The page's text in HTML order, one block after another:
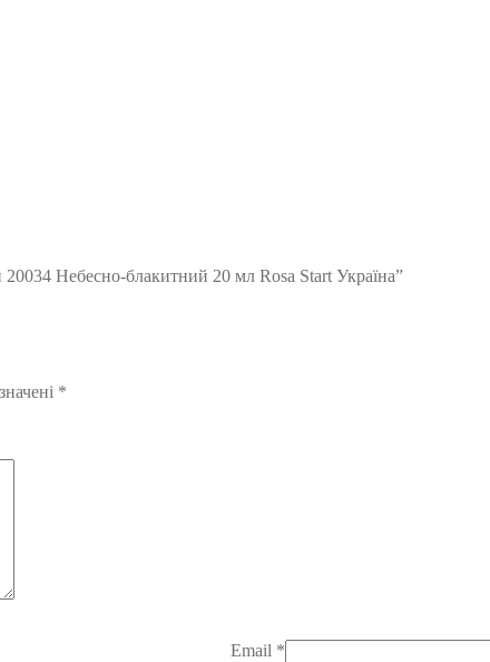
Небесно-блакитний 20 мл Rosa Start Україна”
*
Email *